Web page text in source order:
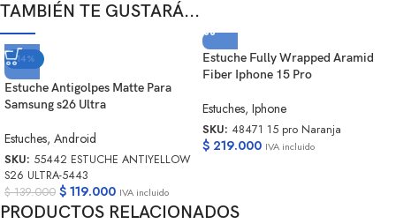
TAMBIÉN TE GUSTARÁ...
-14%
Estuche Antigolpes Matte Para
Samsung s26 Ultra
Estuches, Android
SKU: 55442 ESTUCHE ANTIYELLOW
S26 ULTRA-5443
$139.000 $ 119.000 IVA incluido
Estuche Fully Wrapped Aramid
Fiber Iphone 15 Pro
Estuches, Iphone
SKU: 48471 15 pro Naranja
$ 219.000 IVA incluido
PRODUCTOS RELACIONADOS